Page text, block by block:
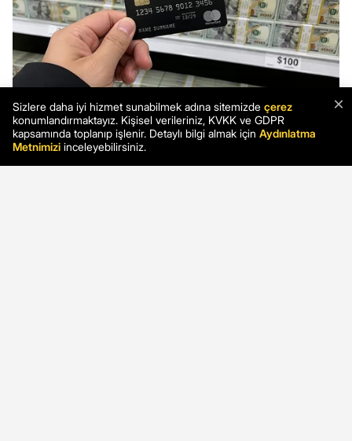
×
Sizlere daha iyi hizmet sunabilmek adına sitemizde çerez
konumlandırmaktayız. Kişisel verileriniz, KVKK ve GDPR
kapsamında toplanıp işlenir. Detaylı bilgi almak için Aydınlatma
Metnimizi inceleyebilirsiniz.